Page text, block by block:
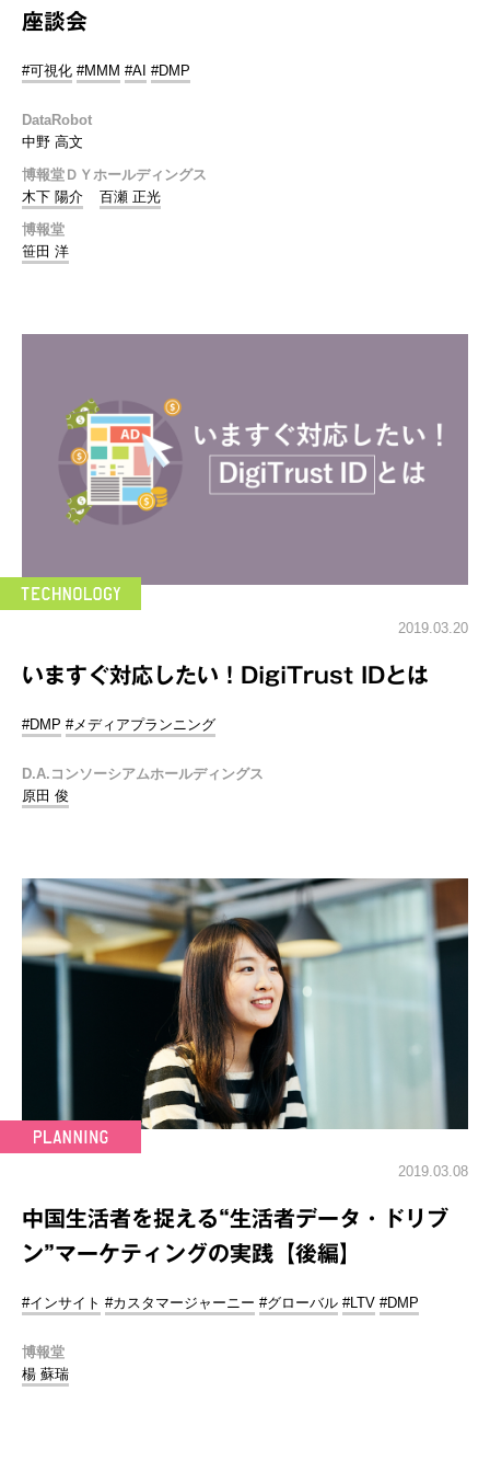
座談会
#可視化 #MMM #AI #DMP
DataRobot
中野 高文
博報堂ＤＹホールディングス
木下 陽介
百瀬 正光
博報堂
笹田 洋
2019.03.20
いますぐ対応したい！DigiTrust IDとは
#DMP #メディアプランニング
D.A.コンソーシアムホールディングス
原田 俊
2019.03.08
中国生活者を捉える“生活者データ・ドリブ
ン”マーケティングの実践【後編】
#インサイト #カスタマージャーニー #グローバル #LTV #DMP
博報堂
楊 蘇瑞